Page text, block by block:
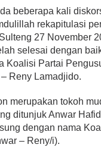
beberapa kali
rekapitulasi
27 November
selesai dengan
Koalisi Partai
Reny Lamadjido.
merupakan tokoh
ditunjuk Anwar
dengan nama
– Reny/i).